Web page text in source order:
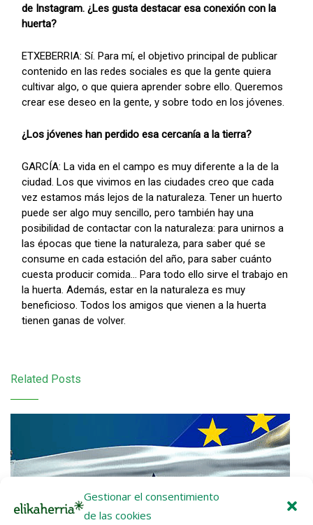
Gestionar el consentimiento
de las cookies
de Instagram. ¿Les gusta destacar esa conexión con la
huerta?
ETXEBERRIA: Sí. Para mí, el objetivo principal de publicar
contenido en las redes sociales es que la gente quiera
cultivar algo, o que quiera aprender sobre ello. Queremos
crear ese deseo en la gente, y sobre todo en los jóvenes.
¿Los jóvenes han perdido esa cercanía a la tierra?
GARCÍA: La vida en el campo es muy diferente a la de la
ciudad. Los que vivimos en las ciudades creo que cada
vez estamos más lejos de la naturaleza. Tener un huerto
puede ser algo muy sencillo, pero también hay una
posibilidad de contactar con la naturaleza: para unirnos a
las épocas que tiene la naturaleza, para saber qué se
consume en cada estación del año, para saber cuánto
cuesta producir comida... Para todo ello sirve el trabajo en
la huerta. Además, estar en la naturaleza es muy
beneficioso. Todos los amigos que vienen a la huerta
tienen ganas de volver.
Related Posts